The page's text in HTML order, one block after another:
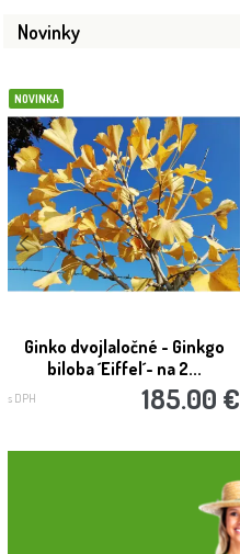
Novinky
NOVINKA
Ginko dvojlaločné - Ginkgo
biloba ´Eiffel´- na 2...
s DPH 185.00 €